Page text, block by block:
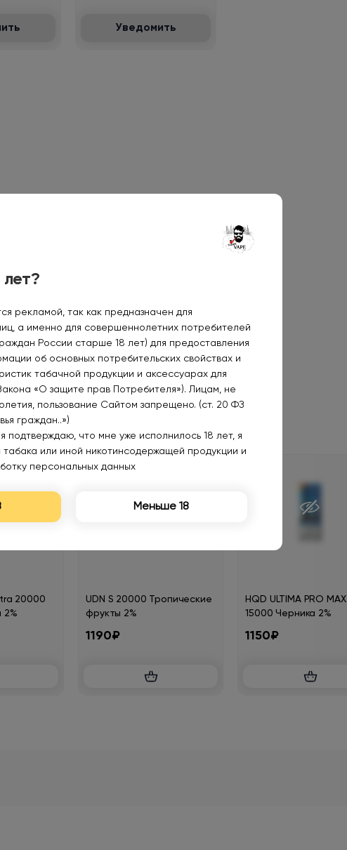
Уведомить
20000
2%
UDN S 20000 Тропические
фрукты 2%
1190₽
HQD ULTIMA PRO MAX
15000 Черника 2%
1150₽
лет?
рекламой, так как предназначен для
а именно для совершеннолетних потребителей
России старше 18 лет) для предоставления
об основных потребительских свойствах и
табачной продукции и аксессуарах для
Закона «О защите прав Потребителя»). Лицам, не
пользование Сайтом запрещено. (ст. 20 ФЗ
граждан..»)
подтверждаю, что мне уже исполнилось 18 лет, я
или иной никотинсодержащей продукции и
персональных данных
Меньше 18